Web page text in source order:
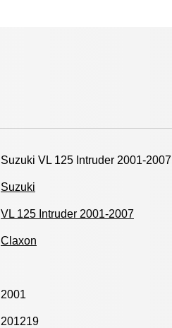
Suzuki VL 125 Intruder 2001-2007
Suzuki
VL 125 Intruder 2001-2007
Claxon
2001
201219